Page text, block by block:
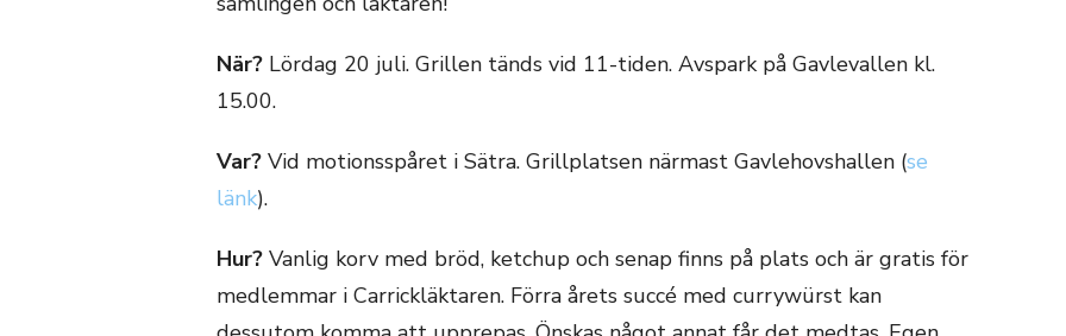
När? Lördag 20 juli. Grillen tänds vid 11-tiden. Avspark på Gavlevallen kl.
15.00.
Var? Vid motionsspåret i Sätra. Grillplatsen närmast Gavlehovshallen (se
länk).
Hur? Vanlig korv med bröd, ketchup och senap finns på plats och är gratis för
medlemmar i Carrickläktaren. Förra årets succé med currywürst kan